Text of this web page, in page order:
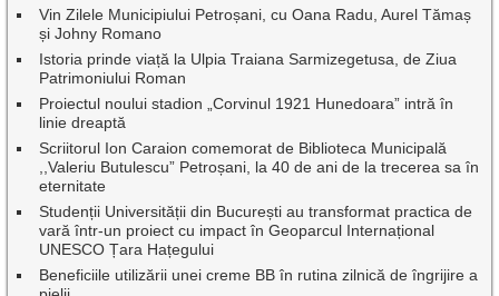
Vin Zilele Municipiului Petroșani, cu Oana Radu, Aurel Tămaș
și Johny Romano
Istoria prinde viață la Ulpia Traiana Sarmizegetusa, de Ziua
Patrimoniului Roman
Proiectul noului stadion „Corvinul 1921 Hunedoara” intră în
linie dreaptă
Scriitorul Ion Caraion comemorat de Biblioteca Municipală
,,Valeriu Butulescu” Petroșani, la 40 de ani de la trecerea sa în
eternitate
Studenții Universității din București au transformat practica de
vară într-un proiect cu impact în Geoparcul Internațional
UNESCO Țara Hațegului
Beneficiile utilizării unei creme BB în rutina zilnică de îngrijire a